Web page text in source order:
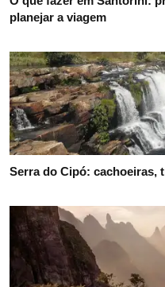
planejar a viagem
Serra do Cipó: cachoeiras,